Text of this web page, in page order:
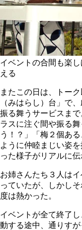
イベントの合間も楽
える
またこの日は、トー
（みはらし）台」で
振る舞うサービスま
ラスに注ぐ間や振る
う！？」「梅２個あ
ように仲睦まじい姿
った様子がリアルに
お姉さんたち３人は
っていたが、しかし
度は熱かった。
イベントが全て終了
動する途中、通りす